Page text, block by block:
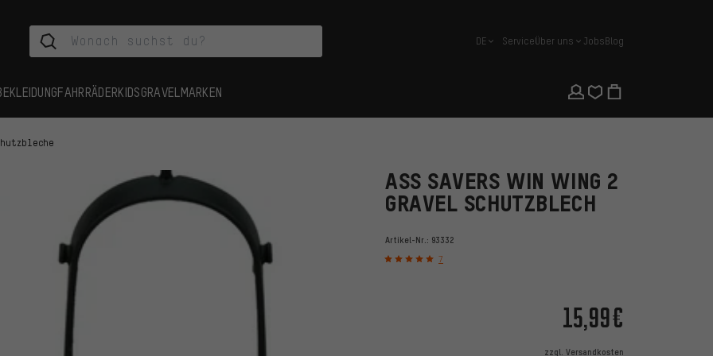
Deutsch
DE ServiceÜber uns JobsBlog
FAHRRÄDERKIDSGRAVEL MARKEN
ASS SAVERS WIN WING 2
GRAVEL SCHUTZBLECH
Artikel-Nr.: 93332
7
15,99€
zzgl. Versandkosten